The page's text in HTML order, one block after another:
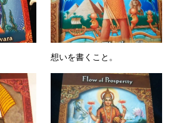
想いを書くこと。